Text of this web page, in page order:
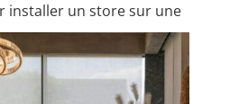
installer un store sur une